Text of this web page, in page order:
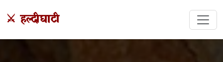
⚔️ हल्दीघाटी